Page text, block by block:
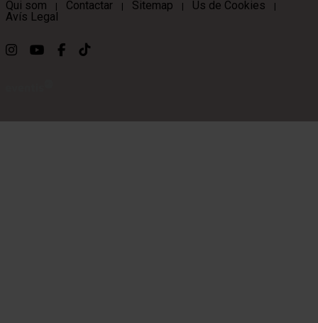
Qui som | Contactar | Sitemap | Ús de Cookies |
Avís Legal
Link a instagram
Link a youtube
Link a facebook
Link a ticktok